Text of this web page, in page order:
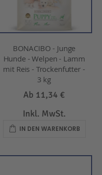
BONACIBO - Junge
Hunde - Welpen - Lamm
mit Reis - Trockenfutter -
3 kg
Ab 11,34 €
Inkl. MwSt.
IN DEN WARENKORB